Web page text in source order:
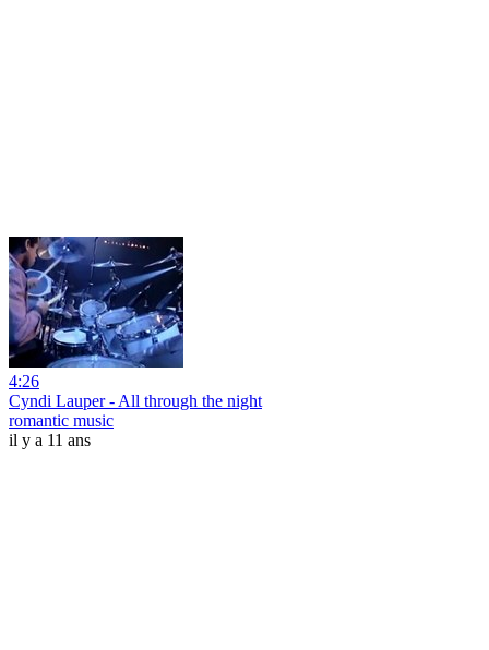
4:26
Cyndi Lauper - All through the night
romantic music
il y a 11 ans